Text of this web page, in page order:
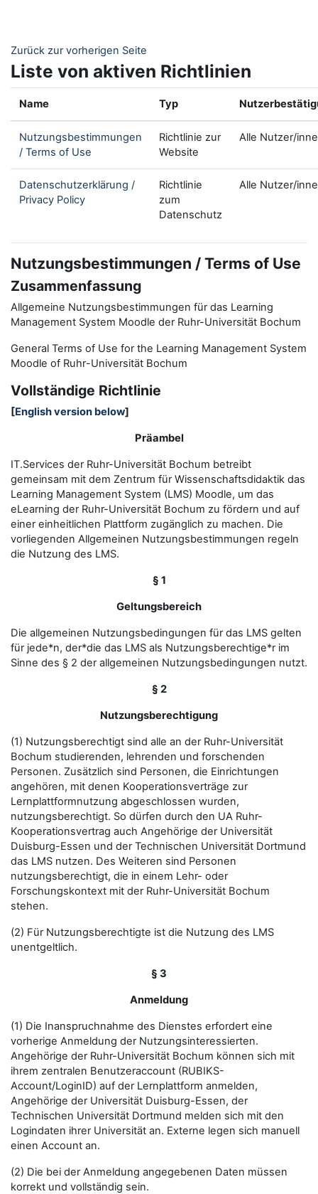
Zurück zur vorherigen Seite
Liste von aktiven Richtlinien
Name Typ
Nutzungsbestimmungen
/ Terms of Use
Richtlinie zur
Website
Alle Nutzer/
Datenschutzerklärung /
Privacy Policy
Richtlinie
zum
Datenschutz
Alle Nutzer/
Nutzungsbestimmungen / Terms of Use
Zusammenfassung
Allgemeine Nutzungsbestimmungen für das Learning
Management System Moodle der Ruhr-Universität Bochum
General Terms of Use for the Learning Management System
Moodle of Ruhr-Universität Bochum
Vollständige Richtlinie
[English version below]
Präambel
IT.Services der Ruhr-Universität Bochum betreibt
gemeinsam mit dem Zentrum für Wissenschaftsdidaktik das
Learning Management System (LMS) Moodle, um das
eLearning der Ruhr-Universität Bochum zu fördern und auf
einer einheitlichen Plattform zugänglich zu machen. Die
vorliegenden Allgemeinen Nutzungsbestimmungen regeln
die Nutzung des LMS.
§ 1
Geltungsbereich
Die allgemeinen Nutzungsbedingungen für das LMS gelten
für jede*n, der*die das LMS als Nutzungsberechtige*r im
Sinne des § 2 der allgemeinen Nutzungsbedingungen nutzt.
§ 2
Nutzungsberechtigung
(1) Nutzungsberechtigt sind alle an der Ruhr-Universität
Bochum studierenden, lehrenden und forschenden
Personen. Zusätzlich sind Personen, die Einrichtungen
angehören, mit denen Kooperationsverträge zur
Lernplattformnutzung abgeschlossen wurden,
nutzungsberechtigt. So dürfen durch den UA Ruhr-
Kooperationsvertrag auch Angehörige der Universität
Duisburg-Essen und der Technischen Universität Dortmund
das LMS nutzen. Des Weiteren sind Personen
nutzungsberechtigt, die in einem Lehr- oder
Forschungskontext mit der Ruhr-Universität Bochum
stehen.
(2) Für Nutzungsberechtigte ist die Nutzung des LMS
unentgeltlich.
§ 3
Anmeldung
(1) Die Inanspruchnahme des Dienstes erfordert eine
vorherige Anmeldung der Nutzungsinteressierten.
Angehörige der Ruhr-Universität Bochum können sich mit
ihrem zentralen Benutzeraccount (RUBIKS-
Account/LoginID) auf der Lernplattform anmelden,
Angehörige der Universität Duisburg-Essen, der
Technischen Universität Dortmund melden sich mit den
Logindaten ihrer Universität an. Externe legen sich manuell
einen Account an.
(2) Die bei der Anmeldung angegebenen Daten müssen
korrekt und vollständig sein.